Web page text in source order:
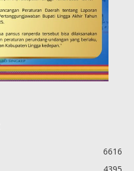
6616
4395